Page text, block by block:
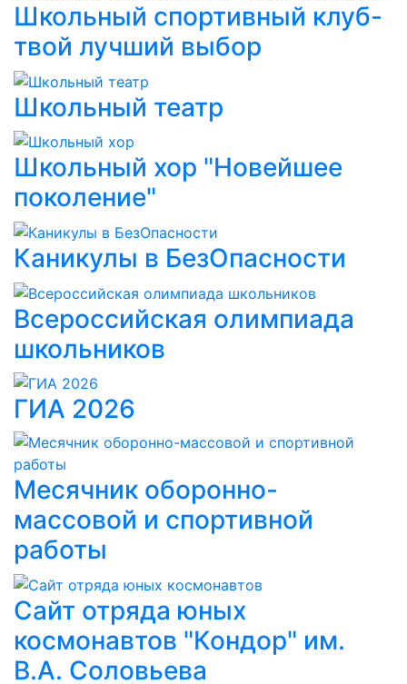
Школьный спортивный клуб-
твой лучший выбор
Школьный театр
Школьный хор "Новейшее
поколение"
Каникулы в БезОпасности
Всероссийская олимпиада
школьников
ГИА 2026
Месячник оборонно-
массовой и спортивной
работы
Сайт отряда юных
космонавтов "Кондор" им.
В.А. Соловьева